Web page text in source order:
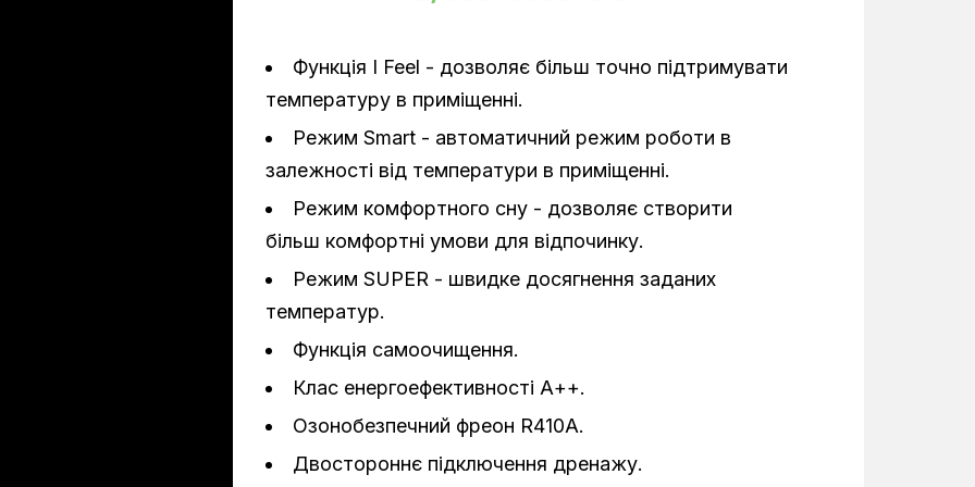
Інверторний
3,4 кВт
Функція I Feel - дозволяє більш точно підтримувати
температуру в приміщенні.
Режим Smart - автоматичний режим роботи в
залежності від температури в приміщенні.
Режим комфортного сну - дозволяє створити
більш комфортні умови для відпочинку.
Режим SUPER - швидке досягнення заданих
температур.
Функція самоочищення.
Клас енергоефективності А++.
Озонобезпечний фреон R410A.
Двостороннє підключення дренажу.